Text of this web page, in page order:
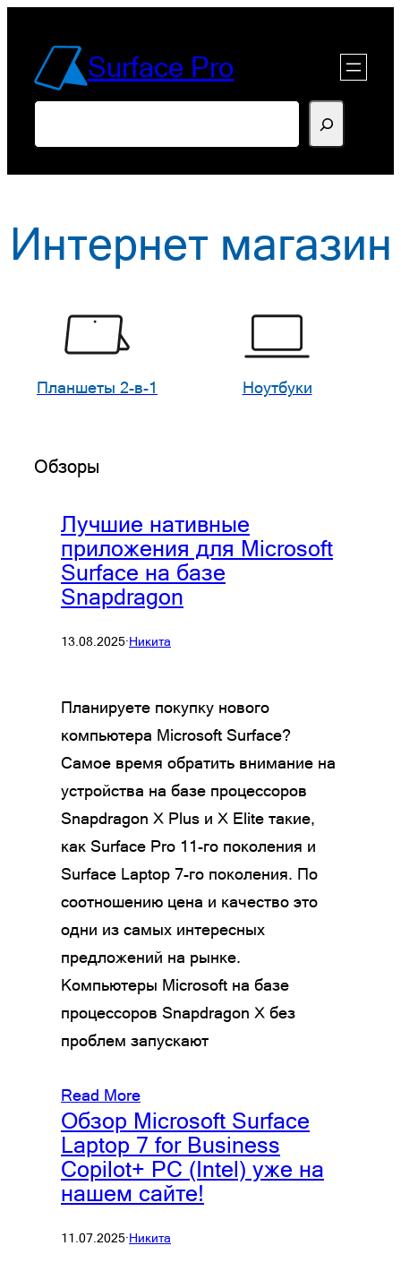
содержимомуSurface Pro
Интернет магазин
Планшеты 2-в-1 Ноутбуки
Обзоры
Лучшие нативные
приложения для Microsoft
Surface на базе
Snapdragon
13.08.2025·Никита
Планируете покупку нового
компьютера Microsoft Surface?
Самое время обратить внимание на
устройства на базе процессоров
Snapdragon X Plus и X Elite такие,
как Surface Pro 11-го поколения и
Surface Laptop 7-го поколения. По
соотношению цена и качество это
одни из самых интересных
предложений на рынке.
Компьютеры Microsoft на базе
процессоров Snapdragon X без
проблем запускают
Read More
Обзор Microsoft Surface
Laptop 7 for Business
Copilot+ PC (Intel) уже на
нашем сайте!
11.07.2025·Никита